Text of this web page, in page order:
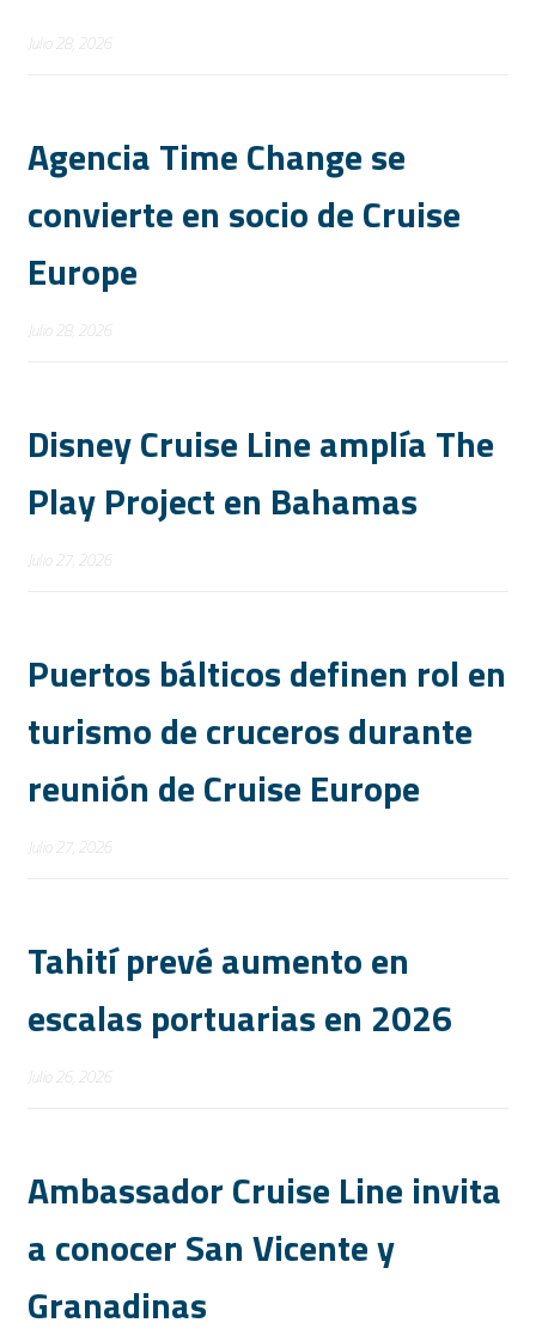
Julio 28, 2026
Agencia Time Change se
convierte en socio de Cruise
Europe
Julio 28, 2026
Disney Cruise Line amplía The
Play Project en Bahamas
Julio 27, 2026
Puertos bálticos definen rol en
turismo de cruceros durante
reunión de Cruise Europe
Julio 27, 2026
Tahití prevé aumento en
escalas portuarias en 2026
Julio 26, 2026
Ambassador Cruise Line invita
a conocer San Vicente y
Granadinas